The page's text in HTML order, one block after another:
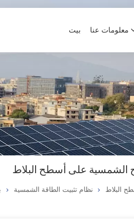
بيت معلومات عنا
الشمسية على أسطح البلاط
نظام تثبيت الطاقة الشمسية البلاط